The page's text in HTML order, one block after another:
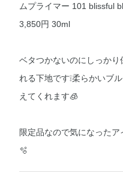
ムプライマー 101 blissful
3,850円 30ml
ベタつかないのにしっかり
れる下地です❕柔らかいブ
えてくれます🧊
限定品なので気になった
🫧